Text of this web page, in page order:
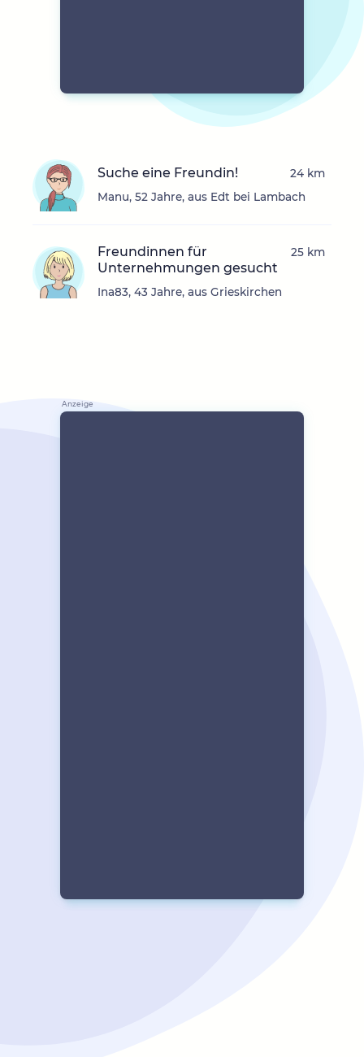
Suche eine Freundin!
Manu, 52 Jahre, aus Edt bei Lambach
24 km
Freundinnen für
Unternehmungen gesucht
Ina83, 43 Jahre, aus Grieskirchen
25 km